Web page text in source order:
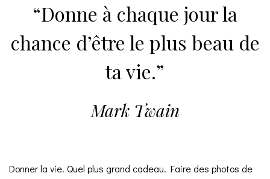
“Donne à chaque jour la
chance d’être le plus beau de
ta vie.”
Mark Twain
Donner la vie. Quel plus grand cadeau. Faire des photos de